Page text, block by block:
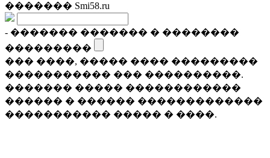
������� Smi58.ru
- ������� ������� � ��������
���������
��� ����, ����� ���� ���������
����������� ��� ����������.
������� ����� ������������
������ � ������ �������������
����������� ����� � ����.